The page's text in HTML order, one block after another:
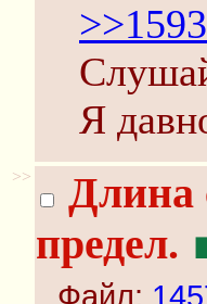
Я
>>
Длина
предел.
Файл: